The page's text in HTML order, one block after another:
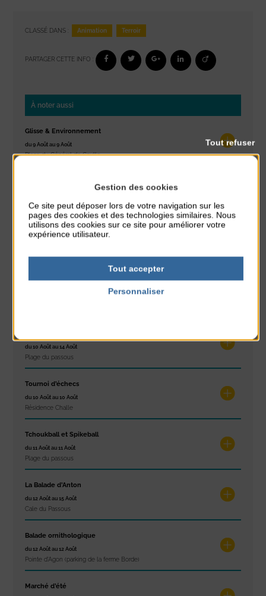
CLASSÉ DANS : Animation Terroir
PARTAGER CETTE INFO :
À noter aussi
Glisse & Environnement
du 9 Août au 9 Août
Place du Général de Gaulle
Place du Général de Gaulle
Exposition « Itinéraires »
Petit Office
Réveil musculaire
du 10 Août au 14 Août
Plage du passous
Tournoi d’échecs
du 10 Août au 10 Août
Résidence Challe
Tchoukball et Spikeball
du 11 Août au 11 Août
Plage du passous
La Balade d’Anton
du 12 Août au 15 Août
Cale du Passous
Balade ornithologique
du 12 Août au 12 Août
Pointe d'Agon (parking de la ferme Borde)
Marché d’été
Gestion des cookies
Ce site peut déposer lors de votre navigation sur les
pages des cookies et des technologies similaires. Nous
utilisons des cookies sur ce site pour améliorer votre
expérience utilisateur.
Tout accepter
Tout refuser
Personnaliser